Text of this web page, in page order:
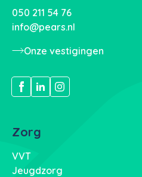
050 211 54 76
info@pears.nl
Onze vestigingen
Zorg
VVT
Jeugdzorg